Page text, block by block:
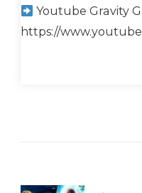
Youtube Gravity
https://